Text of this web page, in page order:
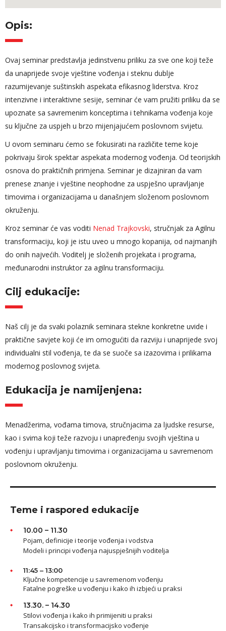
Opis:
Ovaj seminar predstavlja jedinstvenu priliku za sve one koji teže
da unaprijede svoje vještine vođenja i steknu dublje
razumijevanje suštinskih aspekata efikasnog liderstva. Kroz
intenzivne i interaktivne sesije, seminar će vam pružiti priliku da se
upoznate sa savremenim konceptima i tehnikama vođenja koje
su ključne za uspjeh u brzo mijenjajućem poslovnom svijetu.
U ovom seminaru ćemo se fokusirati na različite teme koje
pokrivaju širok spektar aspekata modernog vođenja. Od teorijskih
osnova do praktičnih primjena. Seminar je dizajniran da vam
prenese znanje i vještine neophodne za uspješno upravljanje
timovima i organizacijama u današnjem složenom poslovnom
okruženju.
Kroz seminar će vas voditi Nenad Trajkovski, stručnjak za Agilnu
transformaciju, koji je istu uveo u mnogo kopanija, od najmanjih
do onih najvećih. Voditelj je složenih projekata i programa,
međunarodni instruktor za agilnu transformaciju.
Cilj edukacije:
Naš cilj je da svaki polaznik seminara stekne konkretne uvide i
praktične savjete koji će im omogućiti da razviju i unaprijede svoj
individualni stil vođenja, te da se suoče sa izazovima i prilikama
modernog poslovnog svijeta.
Edukacija je namijenjena:
Menadžerima, vođama timova, stručnjacima za ljudske resurse,
kao i svima koji teže razvoju i unapređenju svojih vještina u
vođenju i upravljanju timovima i organizacijama u savremenom
poslovnom okruženju.
Teme i raspored edukacije
10.00 – 11.30
Pojam, definicije i teorije vođenja i vodstva
Modeli i principi vođenja najuspješnijih voditelja
11:45 – 13:00
Ključne kompetencije u savremenom vođenju
Fatalne pogreške u vođenju i kako ih izbjeći u praksi
13.30. – 14.30
Stilovi vođenja i kako ih primijeniti u praksi
Transakcijsko i transformacijsko vođenje